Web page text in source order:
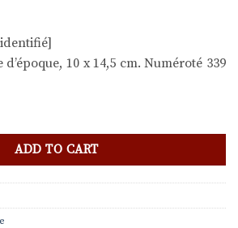
10 x 14,5 cm. Numéroté 339
ADD TO CART